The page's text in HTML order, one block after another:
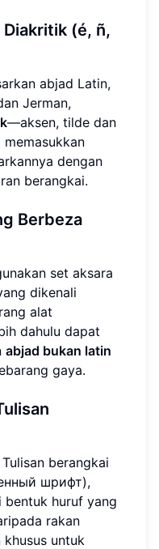
(é, ñ,
abjad Latin,
Jerman,
—aksen, tilde dan
dengan
berangkai.
Berbeza
set aksara
dikenali
alat
dahulu dapat
abjad bukan latin
gaya.
berangkai
шрифт),
bentuk huruf yang
rakan
untuk